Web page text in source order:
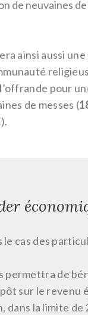
de neuvaines
ainsi aussi
pour
de messes (
).
le cas des
permettra de
sur le revenu
dans la limite de